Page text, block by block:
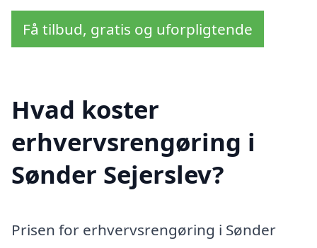
Få tilbud, gratis og uforpligtende
Hvad koster
erhvervsrengøring i
Sønder Sejerslev?
Prisen for erhvervsrengøring i Sønder